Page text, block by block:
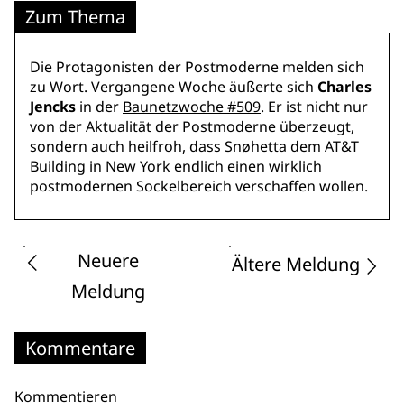
Zum Thema
Die Protagonisten der Postmoderne melden sich
zu Wort. Vergangene Woche äußerte sich Charles
Jencks in der Baunetzwoche #509. Er ist nicht nur
von der Aktualität der Postmoderne überzeugt,
sondern auch heilfroh, dass Snøhetta dem AT&T
Building in New York endlich einen wirklich
postmodernen Sockelbereich verschaffen wollen.
Neuere
Meldung
Ältere Meldung
Kommentare
Kommentieren